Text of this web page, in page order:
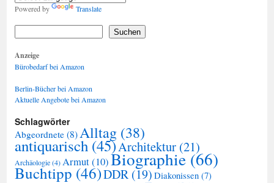
Powered by Translate
Suchen
Anzeige
Bürobedarf bei Amazon
Berlin-Bücher bei Amazon
Aktuelle Angebote bei Amazon
Schlagwörter
Abgeordnete (8)Alltag (38)
antiquarisch (45)Architektur (21)
Archäologie(4)Armut(10)Biographie (66)
Buchtipp (46)DDR (19) Diakonissen (7)